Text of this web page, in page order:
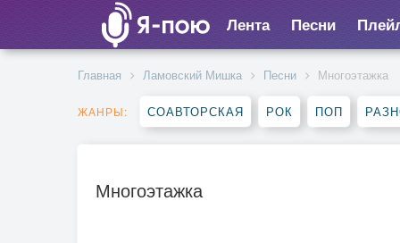
Лента Песни
Главная Ламовский Мишка Песни Многоэтажка
ЖАНРЫ: СОАВТОРСКАЯ РОК ПОП
Многоэтажка